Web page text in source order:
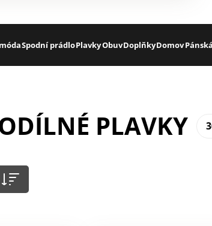
Spodní prádloPlavkyObuvDoplňkyDomov
PLAVKY